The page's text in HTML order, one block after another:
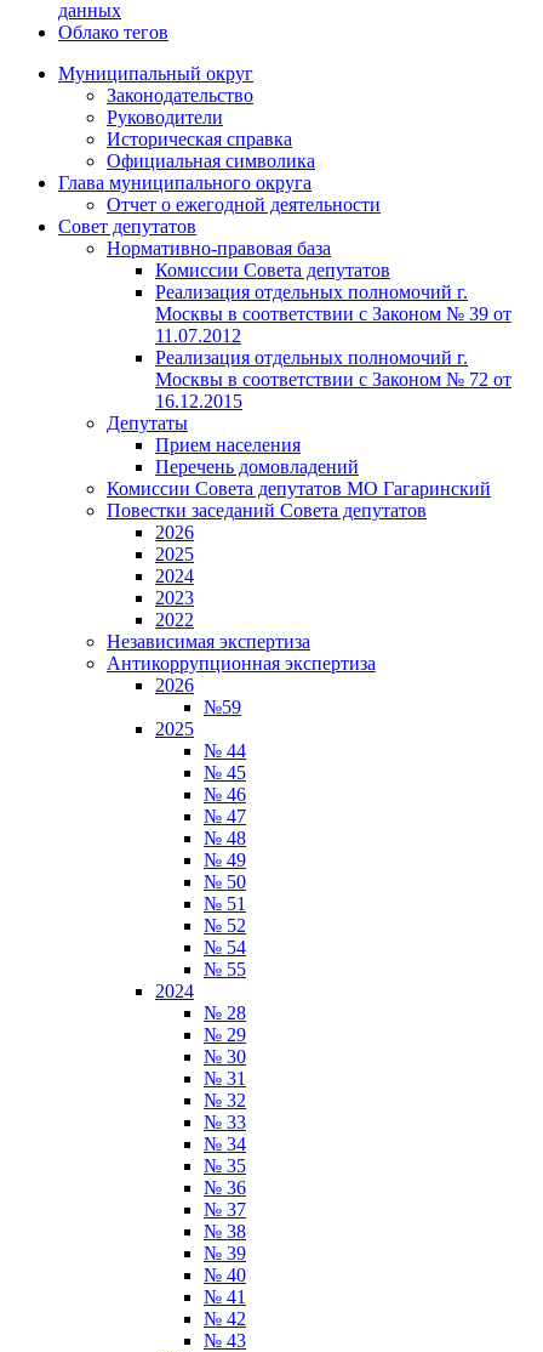
данных
Облако тегов
Муниципальный округ
Законодательство
Руководители
Историческая справка
Официальная символика
Глава муниципального округа
Отчет о ежегодной деятельности
Совет депутатов
Нормативно-правовая база
Комиссии Совета депутатов
Реализация отдельных полномочий г.
Москвы в соответствии с Законом № 39 от
11.07.2012
Реализация отдельных полномочий г.
Москвы в соответствии с Законом № 72 от
16.12.2015
Депутаты
Прием населения
Перечень домовладений
Комиссии Совета депутатов МО Гагаринский
Повестки заседаний Совета депутатов
2026
2025
2024
2023
2022
Независимая экспертиза
Антикоррупционная экспертиза
2026
№59
2025
№ 44
№ 45
№ 46
№ 47
№ 48
№ 49
№ 50
№ 51
№ 52
№ 54
№ 55
2024
№ 28
№ 29
№ 30
№ 31
№ 32
№ 33
№ 34
№ 35
№ 36
№ 37
№ 38
№ 39
№ 40
№ 41
№ 42
№ 43